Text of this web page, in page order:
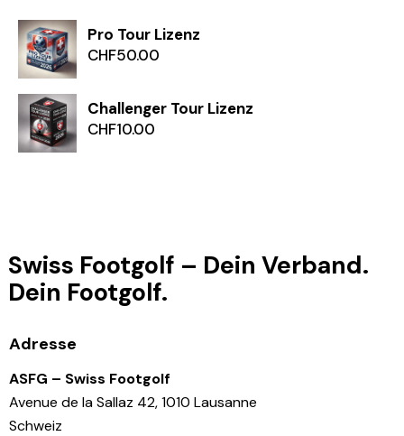
Pro Tour Lizenz
CHF50.00
Challenger Tour Lizenz
CHF10.00
Swiss Footgolf – Dein Verband.
Dein Footgolf.
Adresse
ASFG – Swiss Footgolf
Avenue de la Sallaz 42, 1010 Lausanne
Schweiz